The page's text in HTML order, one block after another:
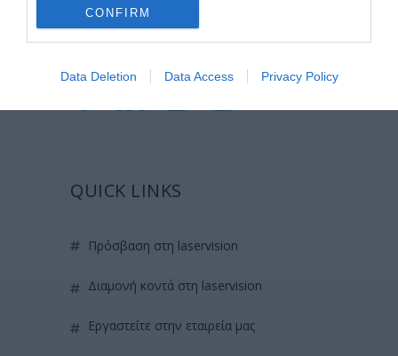
CONFIRM
Data Deletion Data Access Privacy Policy
Certified with
QUICK LINKS
πρόσβαση στη laservision
διαμονή κοντά στη laservision
εργαστείτε στην εταιρεία μας